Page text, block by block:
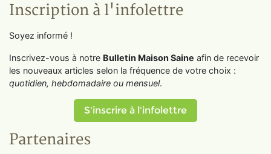
Inscription à l'infolettre
Soyez informé !
Inscrivez-vous à notre Bulletin Maison Saine afin de recevoir
les nouveaux articles selon la fréquence de votre choix :
quotidien, hebdomadaire ou mensuel.
S'inscrire à l'infolettre
Partenaires